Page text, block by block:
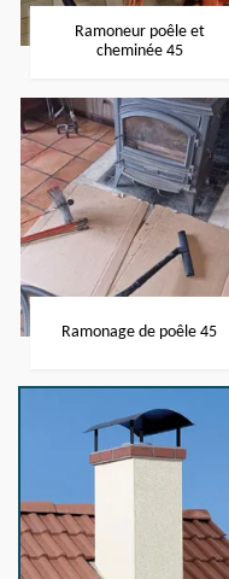
Ramoneur poêle et
cheminée 45
Ramonage de poêle 45